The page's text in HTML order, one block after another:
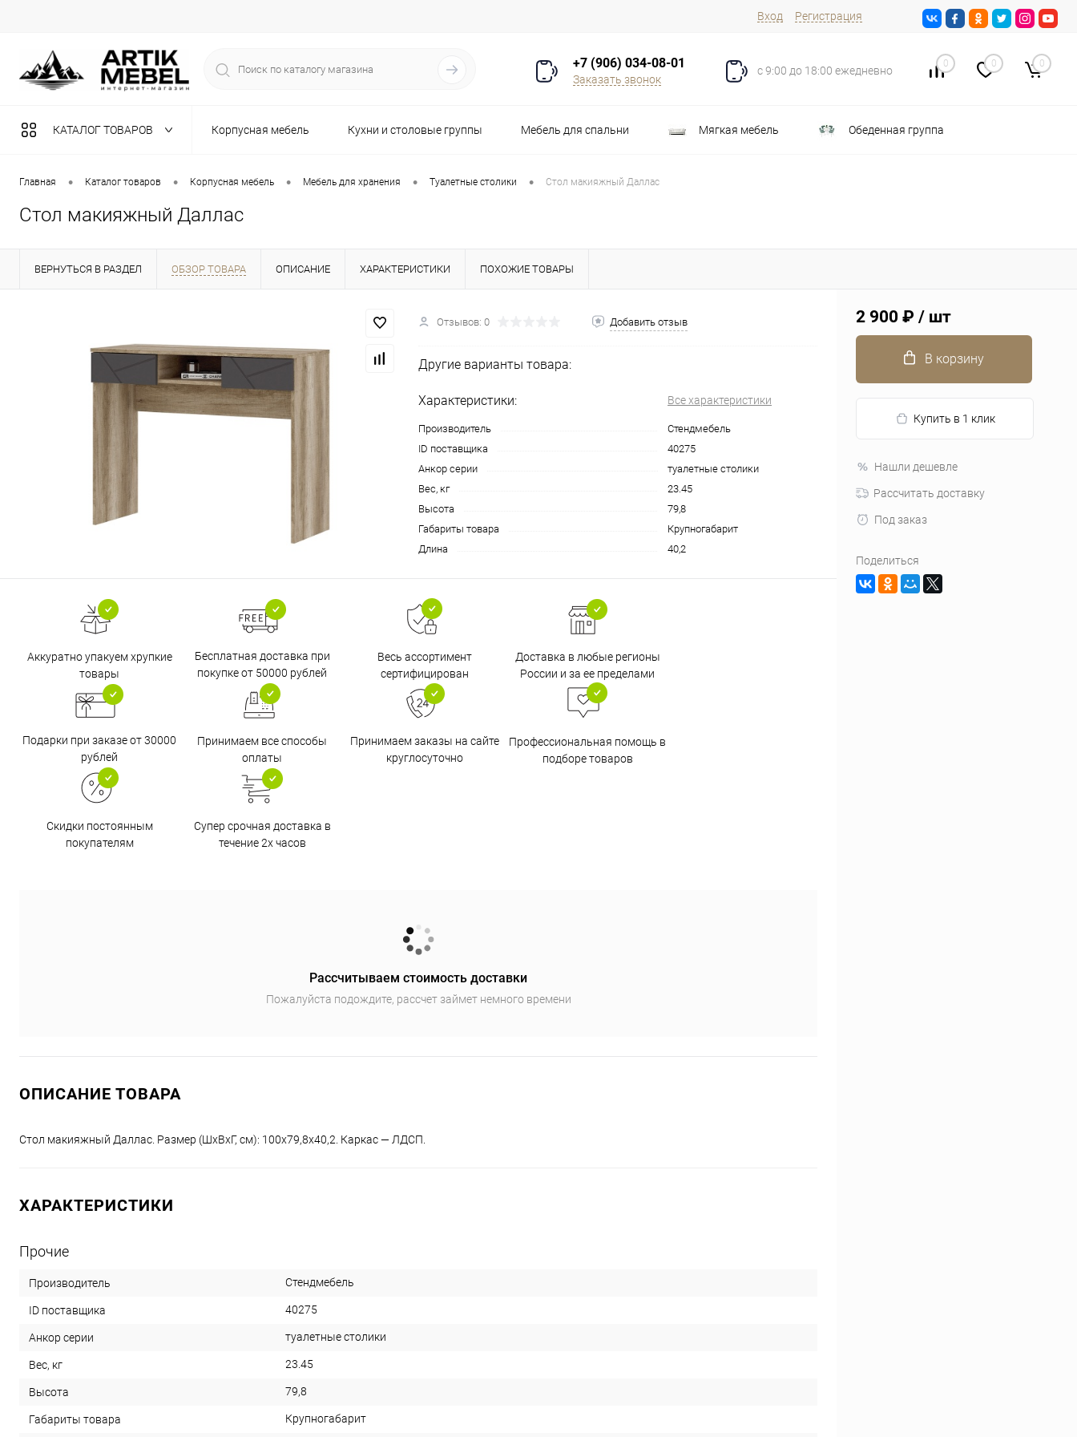
Вход Регистрация
+7 (906) 034-08-01
Заказать звонок
с 9:00 до 18:00 ежедневно
0 0 0
КАТАЛОГ ТОВАРОВ Корпусная мебель Кухни и столовые группы Мебель для спальни Мягкая мебель Обеденная группа
Разная мебель Распродажа Стулья Шкафы
Главная • Каталог товаров • Корпусная мебель • Мебель для хранения • Туалетные столики • Стол макияжный Даллас
Стол макияжный Даллас
ВЕРНУТЬСЯ В РАЗДЕЛ ОБЗОР ТОВАРА ОПИСАНИЕ ХАРАКТЕРИСТИКИ ПОХОЖИЕ ТОВАРЫ
Отзывов: 0 Добавить отзыв
Другие варианты товара:
Характеристики: Все характеристики
Производитель
Стендмебель
ID поставщика
40275
Анкор серии
туалетные столики
Вес, кг
23.45
Высота
79,8
Габариты товара
Крупногабарит
Длина
40,2
Аккуратно упакуем хрупкие
товары
Бесплатная доставка при
покупке от 50000 рублей
Весь ассортимент
сертифицирован
Доставка в любые регионы
России и за ее пределами
Подарки при заказе от 30000
рублей
Принимаем все способы
оплаты
Принимаем заказы на сайте
круглосуточно
Профессиональная помощь в
подборе товаров
Скидки постоянным
покупателям
Супер срочная доставка в
течение 2х часов
Рассчитываем стоимость доставки
Пожалуйста подождите, рассчет займет немного времени
ОПИСАНИЕ ТОВАРА
Стол макияжный Даллас. Размер (ШхВхГ, см): 100х79,8х40,2. Каркас — ЛДСП.
ХАРАКТЕРИСТИКИ
Прочие
Производитель Стендмебель
ID поставщика 40275
Анкор серии туалетные столики
Вес, кг 23.45
Высота 79,8
Габариты товара Крупногабарит
2 900 ₽ / шт
В корзину
Купить в 1 клик
Нашли дешевле
Рассчитать доставку
Под заказ
Поделиться